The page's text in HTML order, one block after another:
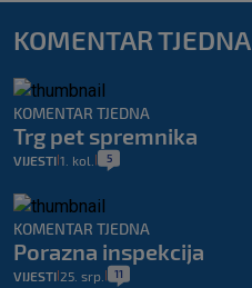
KOMENTAR TJEDNA
KOMENTAR TJEDNA
Trg pet spremnika
VIJESTI 1. kol. 5
KOMENTAR TJEDNA
Porazna inspekcija
VIJESTI 25. srp. 11